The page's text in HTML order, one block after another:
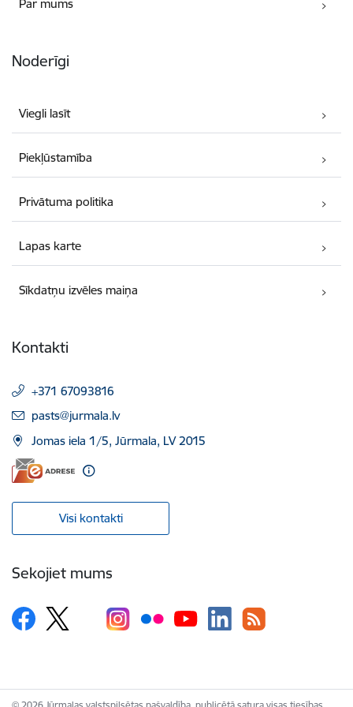
Par mums
Noderīgi
Viegli lasīt
Piekļūstamība
Privātuma politika
Lapas karte
Sīkdatņu izvēles maiņa
Kontakti
+371 67093816
E-pasts:
pasts@jurmala.lv
Jomas iela 1/5, Jūrmala, LV 2015
Visi kontakti
Sekojiet mums